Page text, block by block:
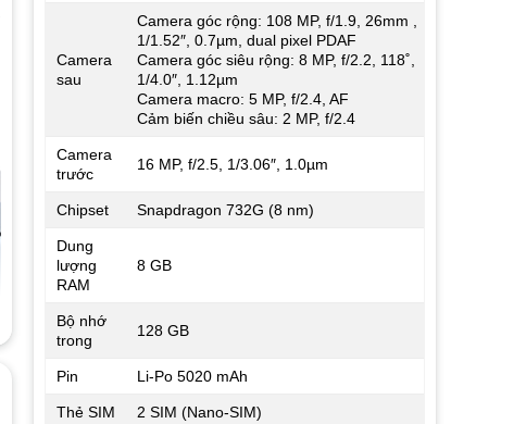
Camera
sau
Camera góc rộng: 108 MP, f/1.9, 26mm ,
1/1.52″, 0.7µm, dual pixel PDAF
Camera góc siêu rộng: 8 MP, f/2.2, 118˚,
1/4.0″, 1.12µm
Camera macro: 5 MP, f/2.4, AF
Cảm biến chiều sâu: 2 MP, f/2.4
Camera
trước
16 MP, f/2.5, 1/3.06″, 1.0µm
Chipset Snapdragon 732G (8 nm)
Dung
lượng
RAM
8 GB
Bộ nhớ
trong
128 GB
Pin Li-Po 5020 mAh
Thẻ SIM 2 SIM (Nano-SIM)